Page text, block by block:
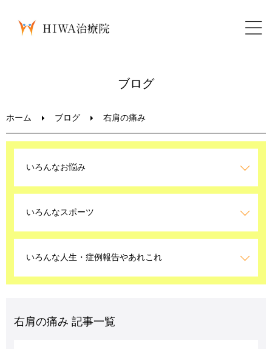
LINEお問い合わせ
ブログ
ホーム ブログ 右肩の痛み
いろんなお悩み
いろんなスポーツ
いろんな人生・症例報告やあれこれ
右肩の痛み 記事一覧